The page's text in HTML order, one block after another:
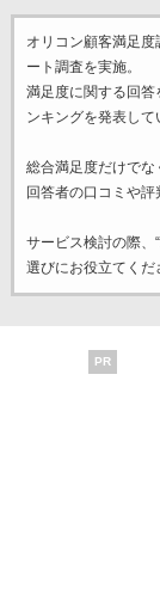
オリコン顧客満足
ート調査を実施。
満足度に関する回
ンキングを発表して
総合満足度だけでな
回答者の口コミや評
サービス検討の際、
選びにお役立てくだ
PR